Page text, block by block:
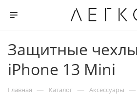
Защитные
iPhone 13 Mini
Главная — Каталог — Аксессуары —